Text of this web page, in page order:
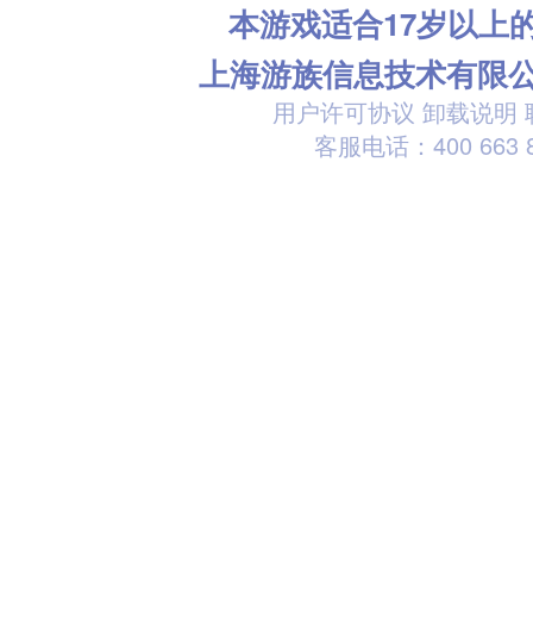
本游戏适合17岁以上
上海游族信息技术有限
用户许可协议 卸载说明
客服电话：400 663